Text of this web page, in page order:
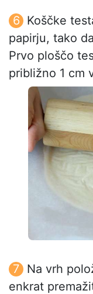
Koščke
papirju, tako
Prvo ploščo
približno 1 cm
Na vrh
enkrat